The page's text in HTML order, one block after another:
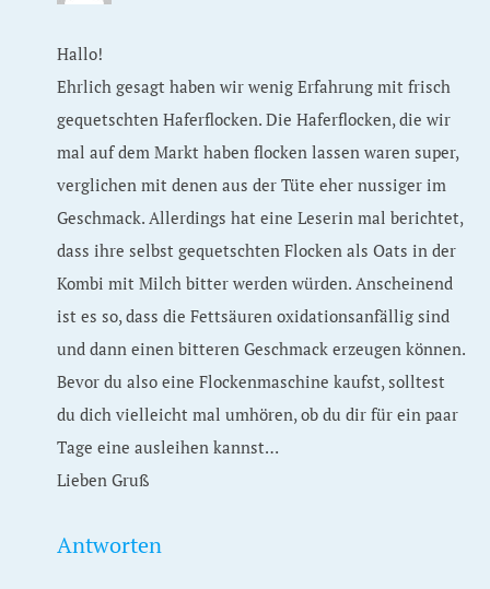
Hallo!
Ehrlich gesagt haben wir wenig Erfahrung mit frisch
gequetschten Haferflocken. Die Haferflocken, die wir
mal auf dem Markt haben flocken lassen waren super,
verglichen mit denen aus der Tüte eher nussiger im
Geschmack. Allerdings hat eine Leserin mal berichtet,
dass ihre selbst gequetschten Flocken als Oats in der
Kombi mit Milch bitter werden würden. Anscheinend
ist es so, dass die Fettsäuren oxidationsanfällig sind
und dann einen bitteren Geschmack erzeugen können.
Bevor du also eine Flockenmaschine kaufst, solltest
du dich vielleicht mal umhören, ob du dir für ein paar
Tage eine ausleihen kannst…
Lieben Gruß
Antworten